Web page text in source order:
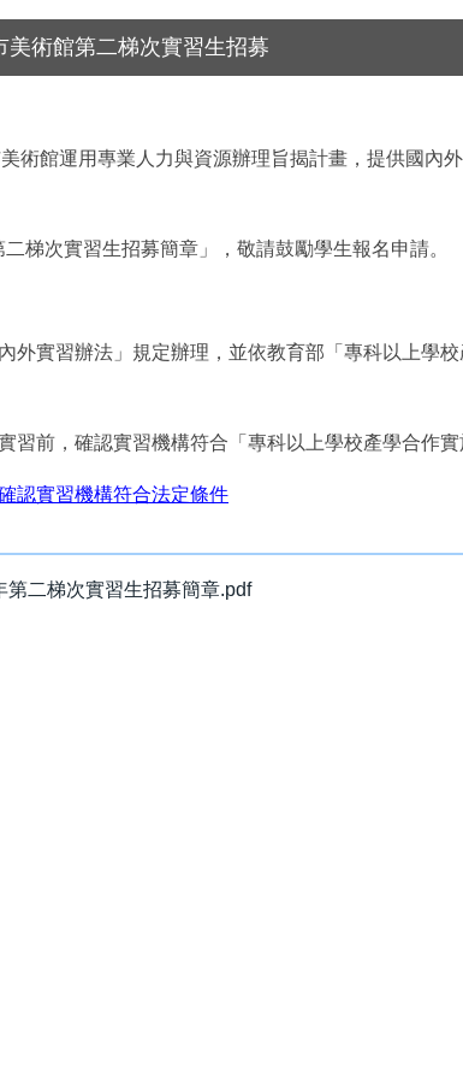
美術館第二梯次實習生招募
術館運用專業人力與資源辦理旨揭計畫，提供國
二梯次實習生招募簡章」，敬請鼓勵學生報名申請。
外實習辦法」規定辦理，並依教育部「專科以上學
習前，確認實習機構符合「專科以上學校產學合作
認實習機構符合法定條件
二梯次實習生招募簡章.pdf